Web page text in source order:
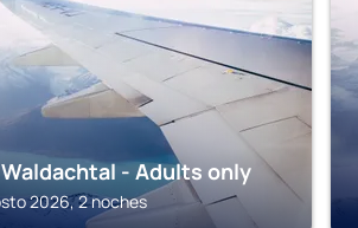
- Adults only
2026, 2 noches